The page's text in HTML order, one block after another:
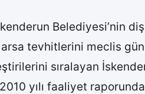
Belediyesi’nin
tevhitlerini meclis
sıralayan
yılı faaliyet